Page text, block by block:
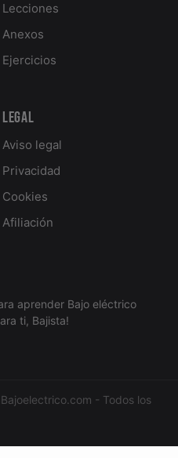
Lecciones
Anexos
Ejercicios
Legal
Aviso legal
Privacidad
Cookies
Afiliación
aprender Bajo eléctrico
ti, Bajista!
- Todos los